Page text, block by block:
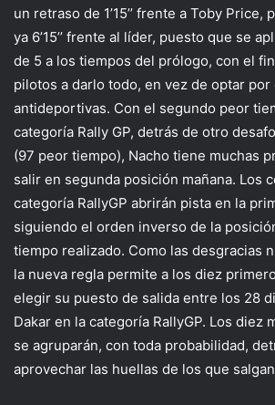
un retraso de 1’15’’ frente a Toby Price,
ya 6’15’’ frente al líder, puesto que se
de 5 a los tiempos del prólogo, con el
pilotos a darlo todo, en vez de optar por
antideportivas. Con el segundo peor
categoría Rally GP, detrás de otro
(97 peor tiempo), Nacho tiene muchas
salir en segunda posición mañana. Los
categoría RallyGP abrirán pista en la
siguiendo el orden inverso de la
tiempo realizado. Como las desgracias
la nueva regla permite a los diez
elegir su puesto de salida entre los 28
Dakar en la categoría RallyGP. Los diez
se agruparán, con toda probabilidad,
aprovechar las huellas de los que